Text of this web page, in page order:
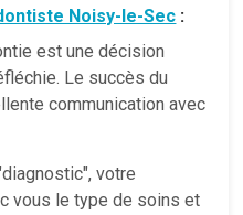
Noisy-le-Sec :
est une décision
Le succès du
communication avec
votre
vous le type de soins et